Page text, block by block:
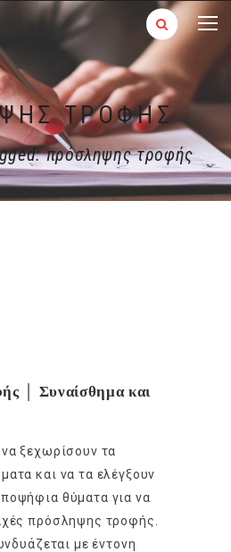
ΤΡΟΦΉΣ
πρόσληψης τροφής
│ Συναίσθημα και
ξεχωρίσουν τα
και να τα ελέγξουν
θύματα για να
πρόσληψης τροφής.
με έντονη